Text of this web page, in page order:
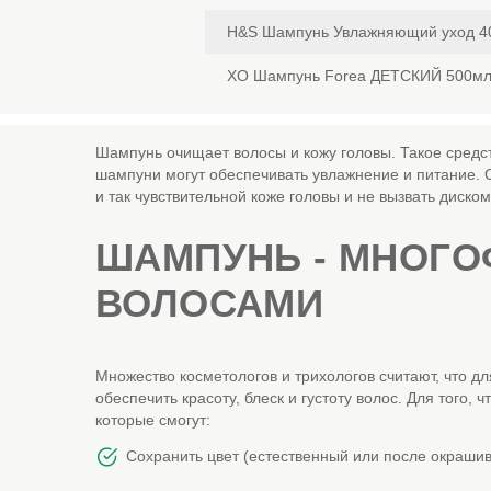
H&S Шампунь Увлажняющий уход
ХО Шампунь Forea ДЕТСКИЙ 500мл
Шампунь очищает волосы и кожу головы. Такое
шампуни могут обеспечивать увлажнение и питание.
и так чувствительной коже головы и не вызвать
ШАМПУНЬ -
ВОЛОСАМИ
Множество косметологов и трихологов считают, что
обеспечить красоту, блеск и густоту волос. Для
которые смогут:
Сохранить цвет (естественный или после